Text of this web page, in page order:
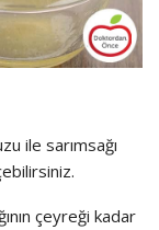
ile sarımsağı
çeyreği kadar